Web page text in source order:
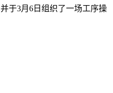
于3月6日组织了一场工序操